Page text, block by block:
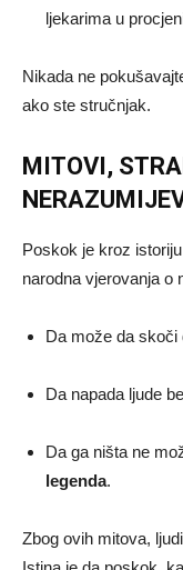
ljekarima u
Nikada ne
ako ste stručnjak.
MITOVI,
Poskok je kroz
narodna vjerovanja o
Da može da skoči
Da napada ljude
Da ga ništa ne
legenda.
Zbog ovih mitova,